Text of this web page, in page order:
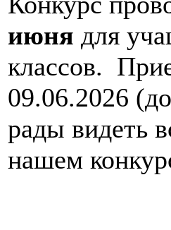
июня для
классов.
09.06.2026
рады видеть
нашем